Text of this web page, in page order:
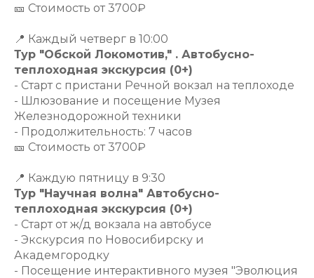
🎫 Стоимость от 3700₽
📍 Каждый четверг в 10:00
Тур "Обской Локомотив," . Автобусно-
теплоходная экскурсия (0+)
- Старт с пристани Речной вокзал на теплоходе
- Шлюзование и посещение Музея
Железнодорожной техники
- Продолжительность: 7 часов
🎫 Стоимость от 3700₽
📍 Каждую пятницу в 9:30
Тур "Научная волна" Автобусно-
теплоходная экскурсия (0+)
- Старт от ж/д вокзала на автобусе
- Экскурсия по Новосибирску и
Академгородку
- Посещение интерактивного музея "Эволюция